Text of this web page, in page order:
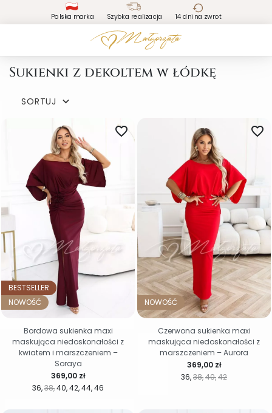
Polska marka Szybka realizacja 14 dni na zwrot
Sukienki z dekoltem w łódkę
SORTUJ 
BESTSELLER
NOWOŚĆ
36 38 40 42 44 46
favorite_border
Cena
369,00 zł
Bordowa sukienka maxi
maskująca niedoskonałości z
kwiatem i marszczeniem –
Soraya
NOWOŚĆ
36 38 40 42
favorite_border
Cena
369,00 zł
Czerwona sukienka maxi
maskująca niedoskonałości z
marszczeniem – Aurora